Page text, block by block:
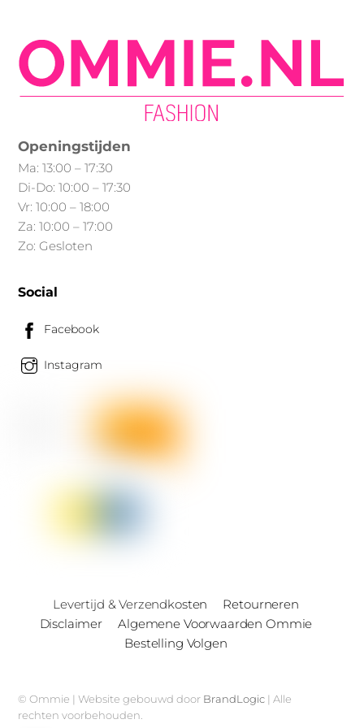
optie
kan
gekozen
worden
de
kan
gekozen
worden
Openingstijden
Ma: 13:00 – 17:30
Di-Do: 10:00 – 17:30
Vr: 10:00 – 18:00
Za: 10:00 – 17:00
Zo: Gesloten
Social
Facebook
Instagram
Levertijd & Verzendkosten
Retourneren
Disclaimer
Algemene Voorwaarden Ommie
Bestelling Volgen
© Ommie | Website gebouwd door BrandLogic | Alle
rechten voorbehouden.